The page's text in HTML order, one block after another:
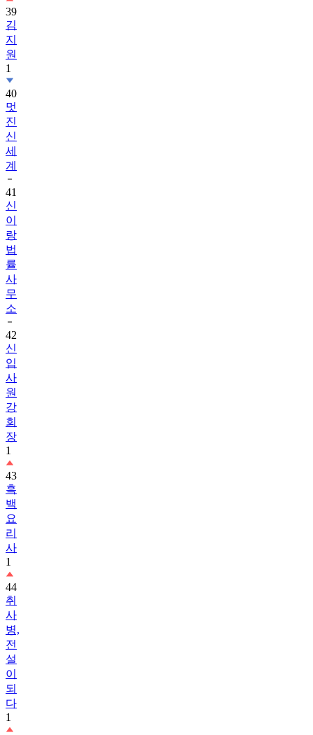
39
김
지
원
1
40
멋
진
신
세
계
41
신
이
랑
법
률
사
무
소
42
신
입
사
원
강
회
장
1
43
흑
백
요
리
사
1
44
취
사
병,
전
설
이
되
다
1